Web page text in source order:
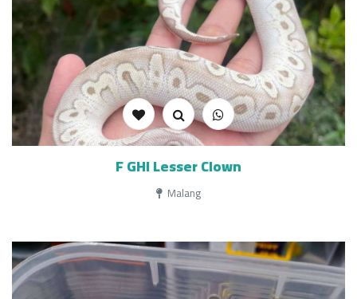
F GHI Lesser Clown
Malang